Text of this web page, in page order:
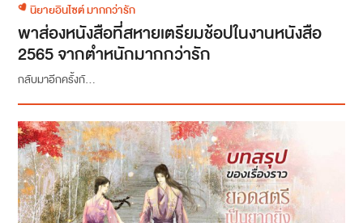
นิยายอินไซต์ มากกว่ารัก
พาส่องหนังสือที่สหายเตรียมช้อปในงานหนังสือ
2565 จากตำหนักมากกว่ารัก
กลับมาอีกครั้งกั...